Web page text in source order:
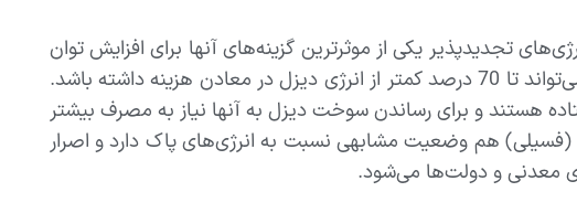
تجدیدپذیر یکی از موثرترین گزینه‌های آنها برای افزایش توان
رقابتی خود در مقابل سایر رقباست. انرژی خورشیدی و بادی می‌تواند تا 70 درصد کمتر از انرژی دیزل در معادن هزینه داشته باشد.
هستند و برای رساندن سوخت دیزل به آنها نیاز به مصرف بیشتر
هم وضعیت مشابهی نسبت به انرژی‌های پاک دارد و اصرار
معدنی و دولت‌ها می‌شود.